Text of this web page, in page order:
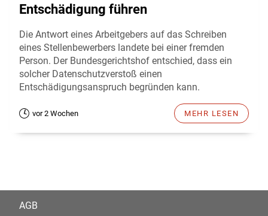
Entschädigung führen
Die Antwort eines Arbeitgebers auf das Schreiben
eines Stellenbewerbers landete bei einer fremden
Person. Der Bundesgerichtshof entschied, dass ein
solcher Datenschutzverstoß einen
Entschädigungsanspruch begründen kann.
vor 2 Wochen MEHR LESEN
AGB